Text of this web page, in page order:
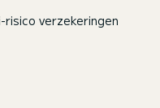
verzekeringen